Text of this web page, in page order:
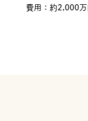
万円